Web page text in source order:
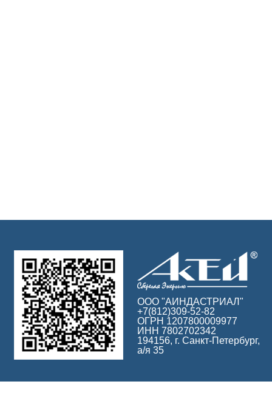
ООО "АИНДАСТРИАЛ"
+7(812)309-52-82
ОГРН 1207800009977
ИНН 7802702342
194156, г. Санкт-Петербург,
а/я 35